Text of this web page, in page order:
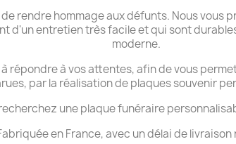
rendre hommage aux défunts. Nous vous
d'un entretien très facile et qui sont
moderne.
répondre à vos attentes, afin de vous
par la réalisation de plaques souvenir
une plaque funéraire
en France, avec un délai de livraison